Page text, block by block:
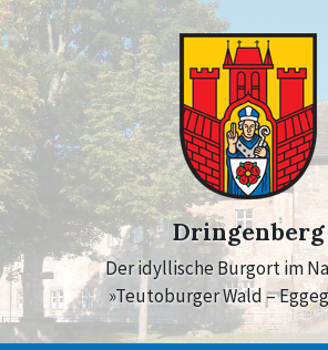
Skip
to
content
Skip
to
main
navigation
Skip
to
footer
Dringenberg
Der idyllische Burgort im
»Teutoburger Wald –